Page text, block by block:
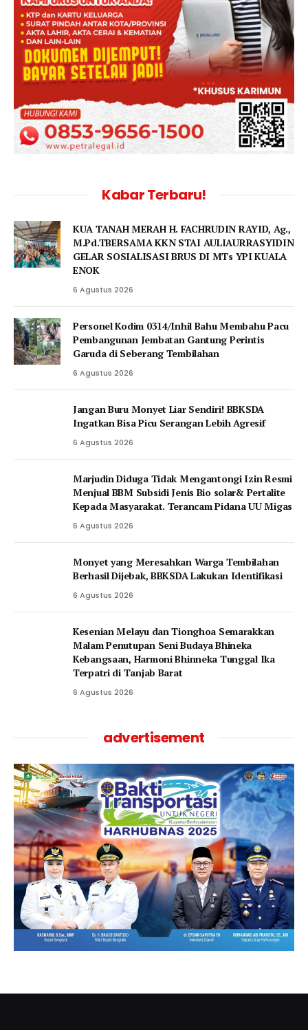
Kabar Terbaru!
KUA TANAH MERAH H. FACHRUDIN RAYID, Ag.,
M.Pd.TBERSAMA KKN STAI AULIAURRASYIDIN
GELAR SOSIALISASI BRUS DI MTs YPI KUALA
ENOK
6 Agustus 2026
Personel Kodim 0314/Inhil Bahu Membahu Pacu
Pembangunan Jembatan Gantung Perintis
Garuda di Seberang Tembilahan
6 Agustus 2026
Jangan Buru Monyet Liar Sendiri! BBKSDA
Ingatkan Bisa Picu Serangan Lebih Agresif
6 Agustus 2026
Marjudin Diduga Tidak Mengantongi Izin Resmi
Menjual BBM Subsidi Jenis Bio solar& Pertalite
Kepada Masyarakat. Terancam Pidana UU Migas
6 Agustus 2026
Monyet yang Meresahkan Warga Tembilahan
Berhasil Dijebak, BBKSDA Lakukan Identifikasi
6 Agustus 2026
Kesenian Melayu dan Tionghoa Semarakkan
Malam Penutupan Seni Budaya Bhineka
Kebangsaan, Harmoni Bhinneka Tunggal Ika
Terpatri di Tanjab Barat
6 Agustus 2026
advertisement